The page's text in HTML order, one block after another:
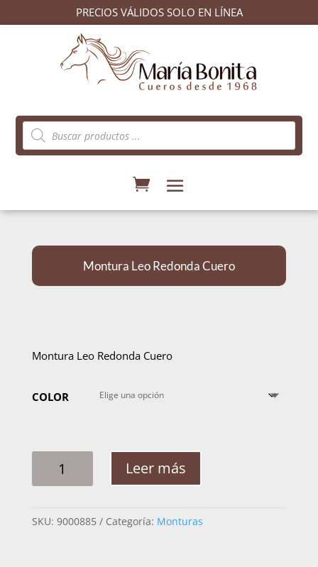
PRECIOS VÁLIDOS SOLO EN LÍNEA
Búsqueda
de
productos
Montura Leo Redonda Cuero
Montura Leo Redonda Cuero
COLOR
CANTIDAD
Leer más
SKU: 9000885 Categoría: Monturas